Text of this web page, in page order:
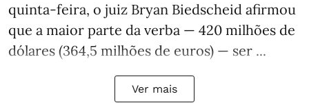
quinta-feira, o juiz Bryan Biedscheid afirmou
que a maior parte da verba — 420 milhões de
dólares (364,5 milhões de euros) — ser ...
Ver mais